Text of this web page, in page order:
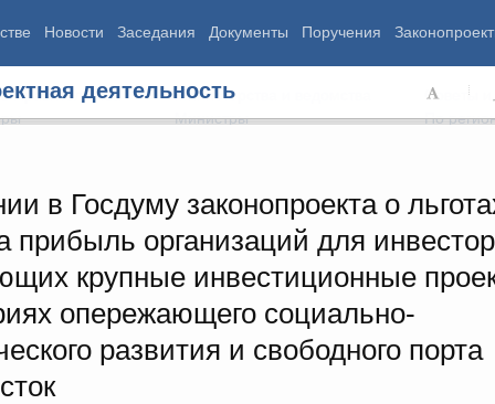
Новости Заседания Документы Поручения
деятельность
в Госдуму законопроекта о
прибыль организаций для
крупные инвестиционные
опережающего социально-
развития и свободного порта
Правительства
Министерства и ведомства
Министры
Советы и
По
Занятость и труд
Технологическое развитие
Экономика. Регулирование
Финансы
Социальные услуги
Экология
Жильё и
Транспорт и
Энергетика
Сельское